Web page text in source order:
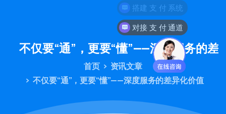
不仅要“通”，更要“懂”——深度服务的差
首页
资讯文章
不仅要“通”，更要“懂”——深度服务的差异化价值
对接 支 付 通道